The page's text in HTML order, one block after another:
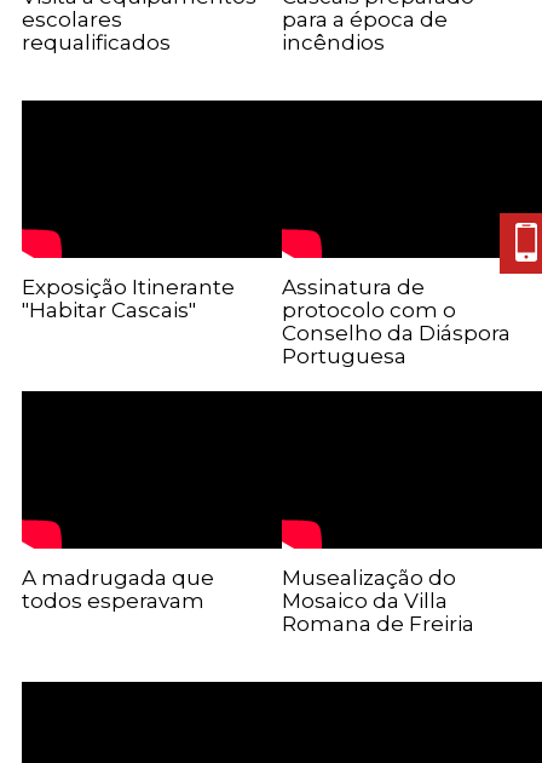
escolares
requalificados
para a época de
incêndios
Exposição Itinerante
"Habitar Cascais"
Assinatura de
protocolo com o
Conselho da Diáspora
Portuguesa
A madrugada que
todos esperavam
Musealização do
Mosaico da Villa
Romana de Freiria